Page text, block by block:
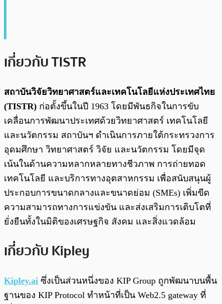
เกี่ยวกับ TISTR
สถาบันวิจัยวิทยาศาสตร์และเทคโนโลยีแห่งประเทศไทย
(TISTR) ก่อตั้งขึ้นในปี 1963 โดยมีพันธกิจในการขับ
เคลื่อนการพัฒนาประเทศด้วยวิทยาศาสตร์ เทคโนโลยี
และนวัตกรรม สถาบันฯ ดำเนินการภายใต้กระทรวงการ
อุดมศึกษา วิทยาศาสตร์ วิจัย และนวัตกรรม โดยมีจุด
เน้นในด้านความหลากหลายทางชีวภาพ การถ่ายทอด
เทคโนโลยี และบริการทางอุตสาหกรรม เพื่อสนับสนุนผู้
ประกอบการขนาดกลางและขนาดย่อม (SMEs) เพิ่มขีด
ความสามารถทางการแข่งขัน และส่งเสริมการเติบโตที่
ยั่งยืนทั้งในมิติของเศรษฐกิจ สังคม และสิ่งแวดล้อม
เกี่ยวกับ Kipley
Kipley.ai ซึ่งเป็นส่วนหนึ่งของ KIP Group ถูกพัฒนาบนพื้น
ฐานของ KIP Protocol ทำหน้าที่เป็น Web2.5 gateway ที่